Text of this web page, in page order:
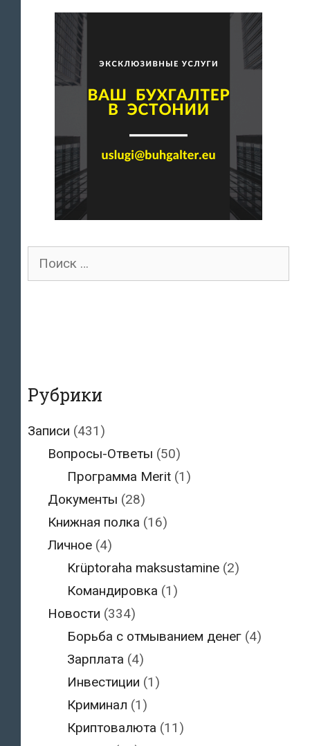
Поиск
Рубрики
Записи (431)
Вопросы-Ответы (50)
Программа Merit (1)
Документы (28)
Книжная полка (16)
Личное(4)
Krüptoraha maksustamine (2)
Командировка (1)
Новости (334)
Борьба с отмыванием денег (4)
Зарплата (4)
Инвестиции (1)
Криминал (1)
Криптовалюта (11)